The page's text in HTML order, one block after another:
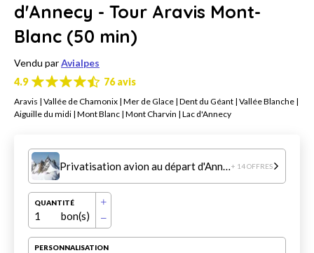
d'Annecy - Tour Aravis Mont-
Blanc (50 min)
Vendu parAvialpes
4.9
76 avis
Aravis | Vallée de Chamonix | Mer de Glace | Dent du Géant | Vallée Blanche |
Aiguille du midi | Mont Blanc | Mont Charvin | Lac d'Annecy
Privatisation avion au départ d'Annecy - Tour Aravis Mont-Blanc (50 min)+ 14 OFFRES
QUANTITÉ
1 bon(s)
PERSONNALISATION